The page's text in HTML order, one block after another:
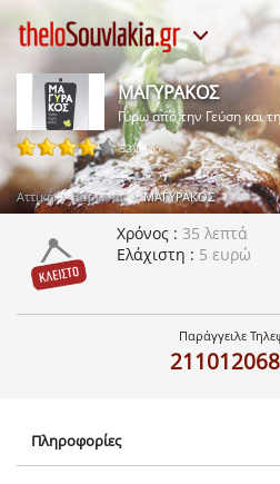
ΜΑΓΥΡΑΚΟΣ
Γύρω από την Γεύση και
32 ψήφοι
Αττική Βύρωνας ΜΑΓΥΡΑΚΟΣ
Χρόνος
35 λεπτά
Ελάχιστη
5 ευρώ
Παράγγειλε
Πληροφορίες